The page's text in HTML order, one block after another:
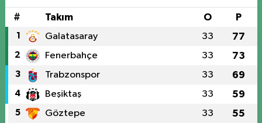
# Takım O P
1 Galatasaray 33 77
2 Fenerbahçe 33 73
3 Trabzonspor 33 69
4 Beşiktaş 33 59
5 Göztepe 33 55